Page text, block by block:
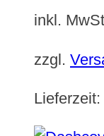
inkl.
zzgl.
Lieferzeit: